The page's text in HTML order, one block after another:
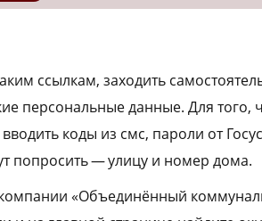
ссылкам, заходить
персональные данные. Для того,
коды из смс, пароли от
попросить — улицу и номер дома.
«Объединённый